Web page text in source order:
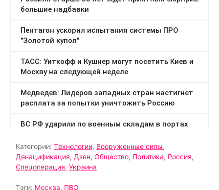
Категории: Tехнологии, Вооруженные силы,
Денацификация, Дзен, Общество, Политика, Россия,
Спецоперация, Украина
Тэги: Москва, ПВО